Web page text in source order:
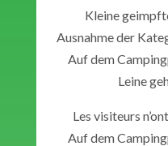
Kleine
Ausnahme der
Auf dem
Leine
Les visiteurs
Auf dem